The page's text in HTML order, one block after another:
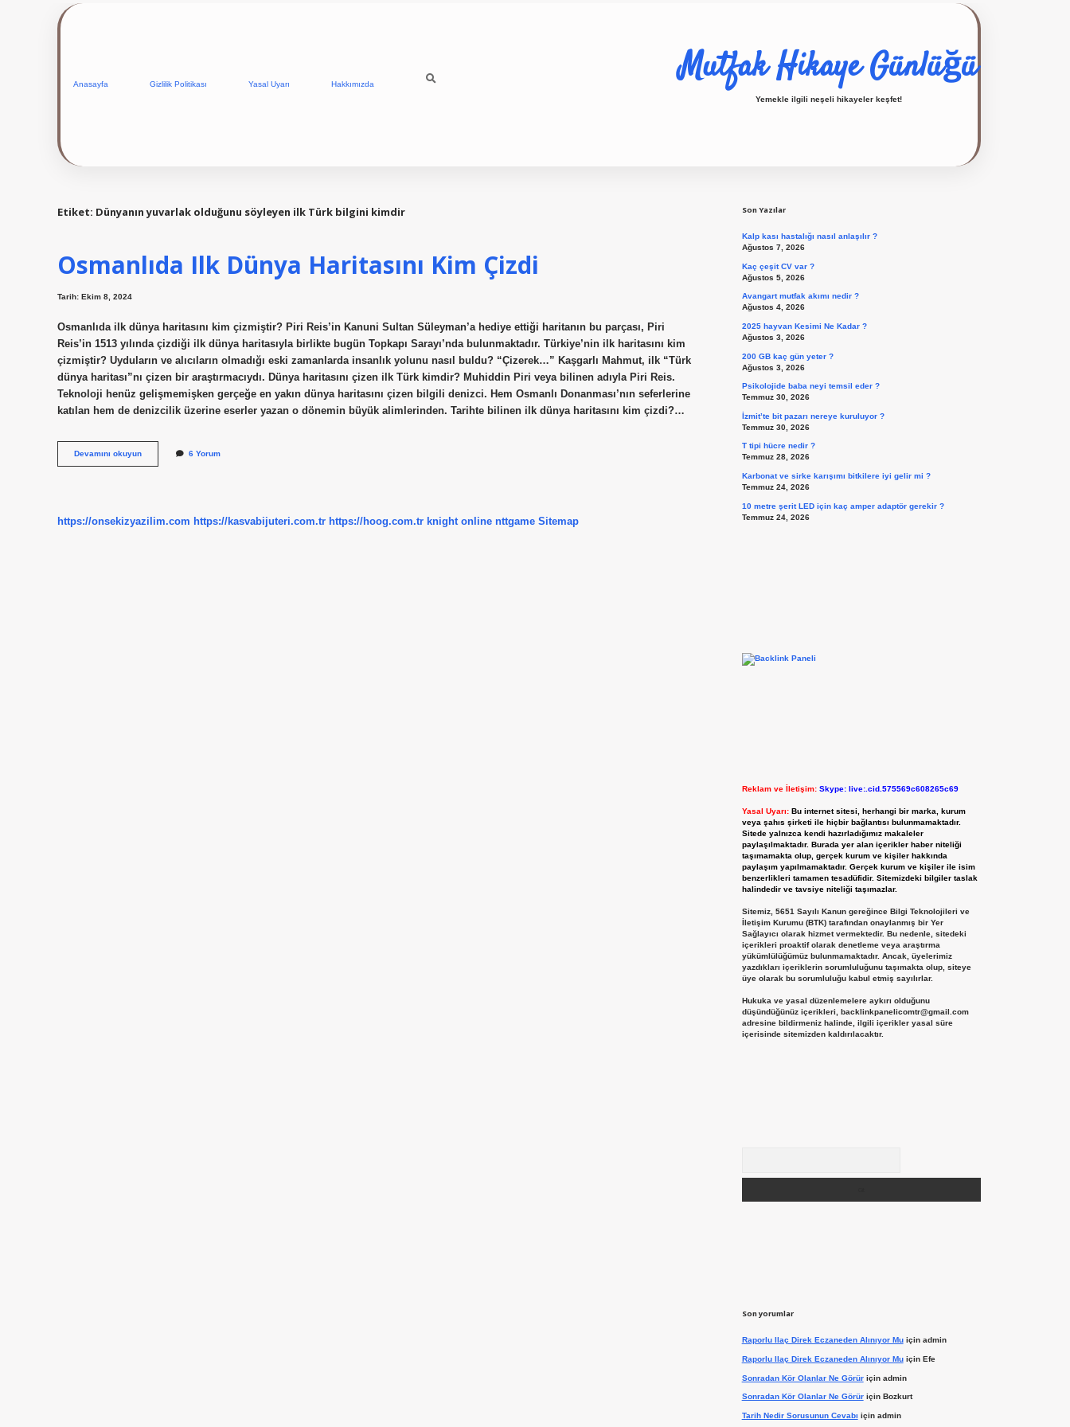
Anasayfa Gizlilik Politikası Yasal Uyarı Hakkımızda Mutfak Hikaye Günlüğü
Yemekle ilgili neşeli hikayeler keşfet!
Etiket: Dünyanın yuvarlak olduğunu söyleyen ilk Türk bilgini kimdir
Osmanlıda Ilk Dünya Haritasını Kim Çizdi
Tarih: Ekim 8, 2024
Osmanlıda ilk dünya haritasını kim çizmiştir? Piri Reis’in Kanuni Sultan Süleyman’a hediye ettiği haritanın bu parçası, Piri
Reis’in 1513 yılında çizdiği ilk dünya haritasıyla birlikte bugün Topkapı Sarayı’nda bulunmaktadır. Türkiye’nin ilk haritasını kim
çizmiştir? Uyduların ve alıcıların olmadığı eski zamanlarda insanlık yolunu nasıl buldu? “Çizerek…” Kaşgarlı Mahmut, ilk “Türk
dünya haritası”nı çizen bir araştırmacıydı. Dünya haritasını çizen ilk Türk kimdir? Muhiddin Piri veya bilinen adıyla Piri Reis.
Teknoloji henüz gelişmemişken gerçeğe en yakın dünya haritasını çizen bilgili denizci. Hem Osmanlı Donanması’nın seferlerine
katılan hem de denizcilik üzerine eserler yazan o dönemin büyük alimlerinden. Tarihte bilinen ilk dünya haritasını kim çizdi?…
Devamını okuyunOsmanlıda
Ilk
6 Yorum
https://onsekizyazilim.com https://kasvabijuteri.com.tr https://hoog.com.tr knight online nttgame Sitemap
Son Yazılar
Kalp kası hastalığı nasıl anlaşılır ?
Ağustos 7, 2026
Kaç çeşit CV var ?
Ağustos 5, 2026
Avangart mutfak akımı nedir ?
Ağustos 4, 2026
2025 hayvan Kesimi Ne Kadar ?
Ağustos 3, 2026
200 GB kaç gün yeter ?
Ağustos 3, 2026
Psikolojide baba neyi temsil eder ?
Temmuz 30, 2026
İzmit’te bit pazarı nereye kuruluyor ?
Temmuz 30, 2026
T tipi hücre nedir ?
Temmuz 28, 2026
Karbonat ve sirke karışımı bitkilere iyi gelir mi ?
Temmuz 24, 2026
10 metre şerit LED için kaç amper adaptör gerekir ?
Temmuz 24, 2026
Reklam ve İletişim: Skype: live:.cid.575569c608265c69
Yasal Uyarı: Bu internet sitesi, herhangi bir marka, kurum
veya şahıs şirketi ile hiçbir bağlantısı bulunmamaktadır.
Sitede yalnızca kendi hazırladığımız makaleler
paylaşılmaktadır. Burada yer alan içerikler haber niteliği
taşımamakta olup, gerçek kurum ve kişiler hakkında
paylaşım yapılmamaktadır. Gerçek kurum ve kişiler ile isim
benzerlikleri tamamen tesadüfidir. Sitemizdeki bilgiler taslak
halindedir ve tavsiye niteliği taşımazlar.
Sitemiz, 5651 Sayılı Kanun gereğince Bilgi Teknolojileri ve
İletişim Kurumu (BTK) tarafından onaylanmış bir Yer
Sağlayıcı olarak hizmet vermektedir. Bu nedenle, sitedeki
içerikleri proaktif olarak denetleme veya araştırma
yükümlülüğümüz bulunmamaktadır. Ancak, üyelerimiz
yazdıkları içeriklerin sorumluluğunu taşımakta olup, siteye
üye olarak bu sorumluluğu kabul etmiş sayılırlar.
Hukuka ve yasal düzenlemelere aykırı olduğunu
düşündüğünüz içerikleri, backlinkpanelicomtr@gmail.com
adresine bildirmeniz halinde, ilgili içerikler yasal süre
içerisinde sitemizden kaldırılacaktır.
Son yorumlar
Raporlu Ilaç Direk Eczaneden Alınıyor Muiçin admin
Raporlu Ilaç Direk Eczaneden Alınıyor Muiçin Efe
Sonradan Kör Olanlar Ne Görüriçin admin
Sonradan Kör Olanlar Ne Görüriçin Bozkurt
Tarih Nedir Sorusunun Cevabı için admin